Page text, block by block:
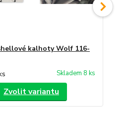
kalhoty Wolf 116-
Skladem 8 ks
Zvolit variantu